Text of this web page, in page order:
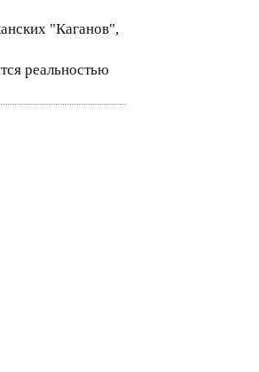
"Каганов",
реальностью